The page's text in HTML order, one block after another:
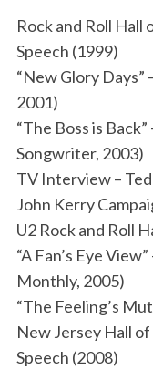
Rock and Roll
Speech (1999)
“New Glory Days”
2001)
“The Boss is
Songwriter, 2003)
TV Interview –
John Kerry
U2 Rock and Roll
“A Fan’s Eye
Monthly, 2005)
“The Feeling’s
New Jersey Hall
Speech (2008)